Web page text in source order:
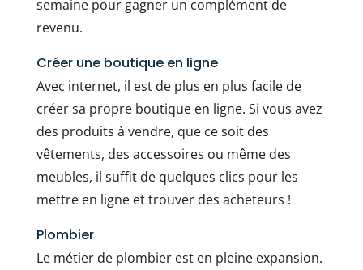
semaine pour gagner un complément de
revenu.
Créer une boutique en ligne
Avec internet, il est de plus en plus facile de
créer sa propre boutique en ligne. Si vous avez
des produits à vendre, que ce soit des
vêtements, des accessoires ou même des
meubles, il suffit de quelques clics pour les
mettre en ligne et trouver des acheteurs !
Plombier
Le métier de plombier est en pleine expansion.